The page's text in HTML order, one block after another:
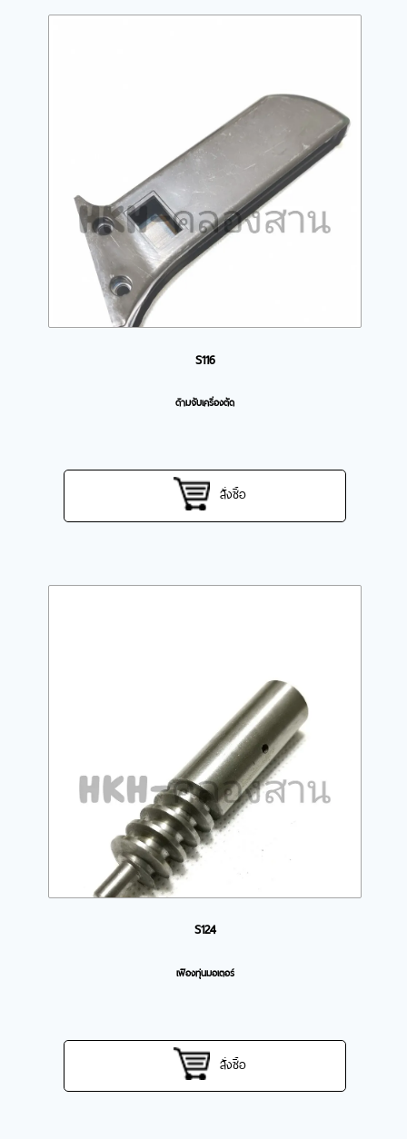
S116
ด้ามจับเครื่องตัด
สั่งซื้อ
S124
เฟืองทุ่นมอเตอร์
สั่งซื้อ